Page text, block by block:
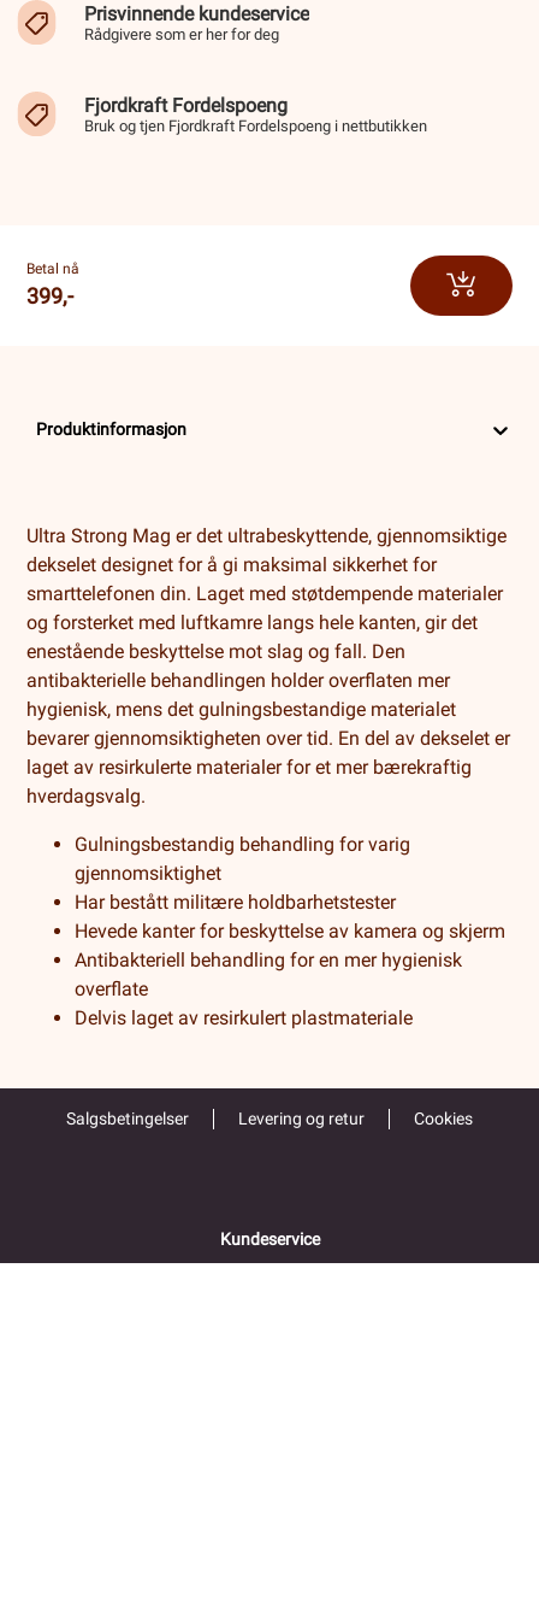
Prisvinnende kundeservice
Rådgivere som er her for deg
Fjordkraft Fordelspoeng
Bruk og tjen Fjordkraft Fordelspoeng i nettbutikken
Betal nå
399,-
Produktinformasjon
Ultra Strong Mag er det ultrabeskyttende, gjennomsiktige
dekselet designet for å gi maksimal sikkerhet for
smarttelefonen din. Laget med støtdempende materialer
og forsterket med luftkamre langs hele kanten, gir det
enestående beskyttelse mot slag og fall. Den
antibakterielle behandlingen holder overflaten mer
hygienisk, mens det gulningsbestandige materialet
bevarer gjennomsiktigheten over tid. En del av dekselet er
laget av resirkulerte materialer for et mer bærekraftig
hverdagsvalg.
Gulningsbestandig behandling for varig
gjennomsiktighet
Har bestått militære holdbarhetstester
Hevede kanter for beskyttelse av kamera og skjerm
Antibakteriell behandling for en mer hygienisk
overflate
Delvis laget av resirkulert plastmateriale
Salgsbetingelser Levering og retur Cookies
Kundeservice